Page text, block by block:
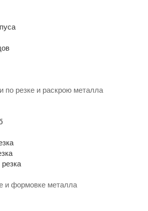
по резке и раскрою металла
и формовке металла